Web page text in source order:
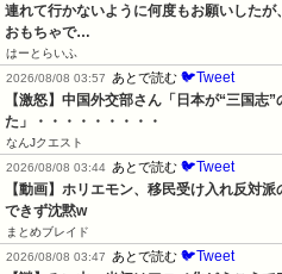
連れて行かないように何度もお願いした
おもちゃで…
はーとらいふ
2026/08/08 03:57 あとで読む 🐦Tweet
【激怒】中国外交部さん「日本が“三国志
た」・・・・・・・・・
なんJクエスト
2026/08/08 03:44 あとで読む 🐦Tweet
【動画】ホリエモン、移民受け入れ反対
できず沈黙w
まとめブレイド
2026/08/08 03:47 あとで読む 🐦Tweet